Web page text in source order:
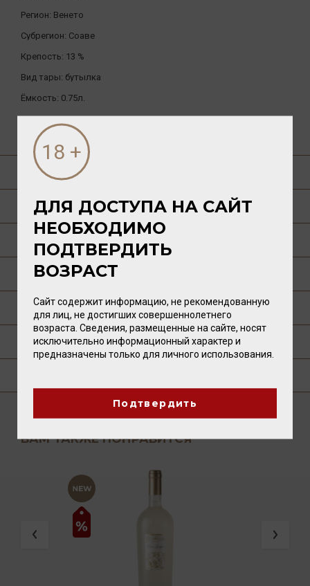
Регион: Венето
Субрегион: Соаве
Крепость: 13 %
Вид тары: бутылка
Ёмкость: 0.75л.
ДРУГИЕ ТОВАРЫ БРЕНДА
О ТОВАРЕ
ГАСТРОНОМИЯ
О ПРОИЗВОДИТЕЛЕ
ТЕХНОЛОГИЯ
ПУБЛИКАЦИИ О ТОВАРЕ
ВАМ ТАКЖЕ ПОНРАВИТСЯ
ДЛЯ ДОСТУПА НА САЙТ
НЕОБХОДИМО
ПОДТВЕРДИТЬ
ВОЗРАСТ
Сайт содержит информацию, не рекомендованную
для лиц, не достигших совершеннолетнего
возраста. Сведения, размещенные на сайте, носят
исключительно информационный характер и
предназначены только для личного использования.
Подтвердить